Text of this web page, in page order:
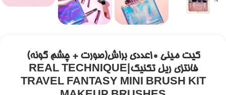
کیت مینی 10عددی براش(صورت + چشم گونه)
فانتزی ریل تکنیک|REAL TECHNIQUE
TRAVEL FANTASY MINI BRUSH KIT